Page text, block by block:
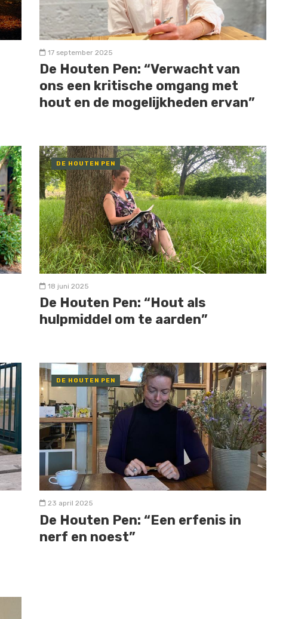
17 september 2025
De Houten Pen: “Verwacht van
ons een kritische omgang met
hout en de mogelijkheden ervan”
DE HOUTEN PEN
18 juni 2025
De Houten Pen: “Hout als
hulpmiddel om te aarden”
DE HOUTEN PEN
23 april 2025
De Houten Pen: “Een erfenis in
nerf en noest”